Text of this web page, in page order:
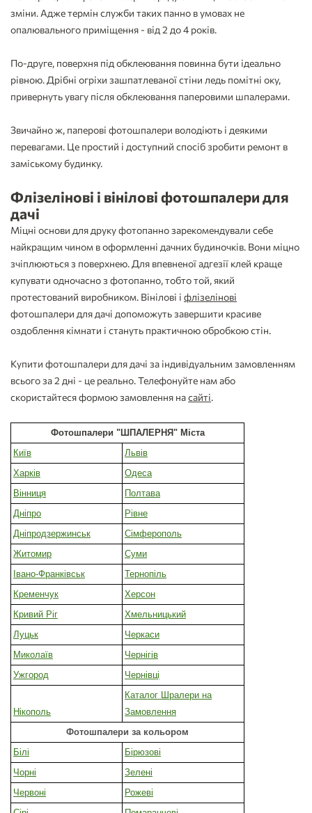
зміни. Адже термін служби таких панно в умовах не
опалювального приміщення - від 2 до 4 років.
По-друге, поверхня під обклеювання повинна бути ідеально
рівною. Дрібні огріхи зашпатлеваної стіни ледь помітні оку,
привернуть увагу після обклеювання паперовими шпалерами.
Звичайно ж, паперові фотошпалери володіють і деякими
перевагами. Це простий і доступний спосіб зробити ремонт в
заміському будинку.
Флізелінові і вінілові фотошпалери для
дачі
Міцні основи для друку фотопанно зарекомендували себе
найкращим чином в оформленні дачних будиночків. Вони міцно
зчіплюються з поверхнею. Для впевненої адгезії клей краще
купувати одночасно з фотопанно, тобто той, який
протестований виробником. Вінілові і флізелінові
фотошпалери для дачі допоможуть завершити красиве
оздоблення кімнати і стануть практичною обробкою стін.
Купити фотошпалери для дачі за індивідуальним замовленням
всього за 2 дні - це реально. Телефонуйте нам або
скористайтеся формою замовлення насайті.
Фотошпалери "ШПАЛЕРНЯ" Міста
Київ
Львів
Харків
Одеса
Вінниця
Полтава
Дніпро
Рівне
Дніпродзержинськ
Сімферополь
Житомир
Суми
Івано-Франківськ
Тернопіль
Кременчук
Херсон
Кривий Ріг
Хмельницький
Луцьк
Черкаси
Миколаїв
Чернігів
Ужгород
Чернівці
Нікополь
Каталог Шралери на
Замовлення
Фотошпалери за кольором
Білі
Бірюзові
Чорні
Зелені
Червоні
Рожеві